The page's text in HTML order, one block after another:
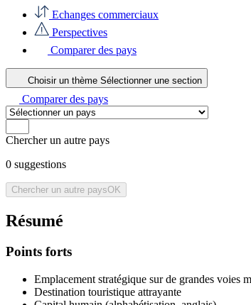
Echanges commerciaux
Perspectives
Comparer des pays
Choisir un thème Sélectionner une section
Comparer des pays
Chercher un autre pays
0 suggestions
Chercher un autre paysOK
Résumé
Points forts
Emplacement stratégique sur de grandes voies
Destination touristique attrayante